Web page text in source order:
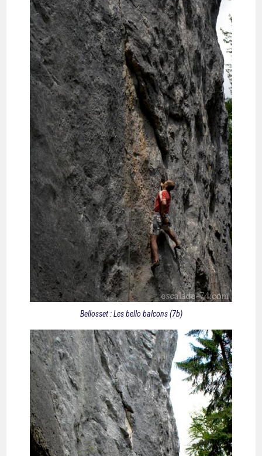
Bellosset : Les bello balcons (7b)